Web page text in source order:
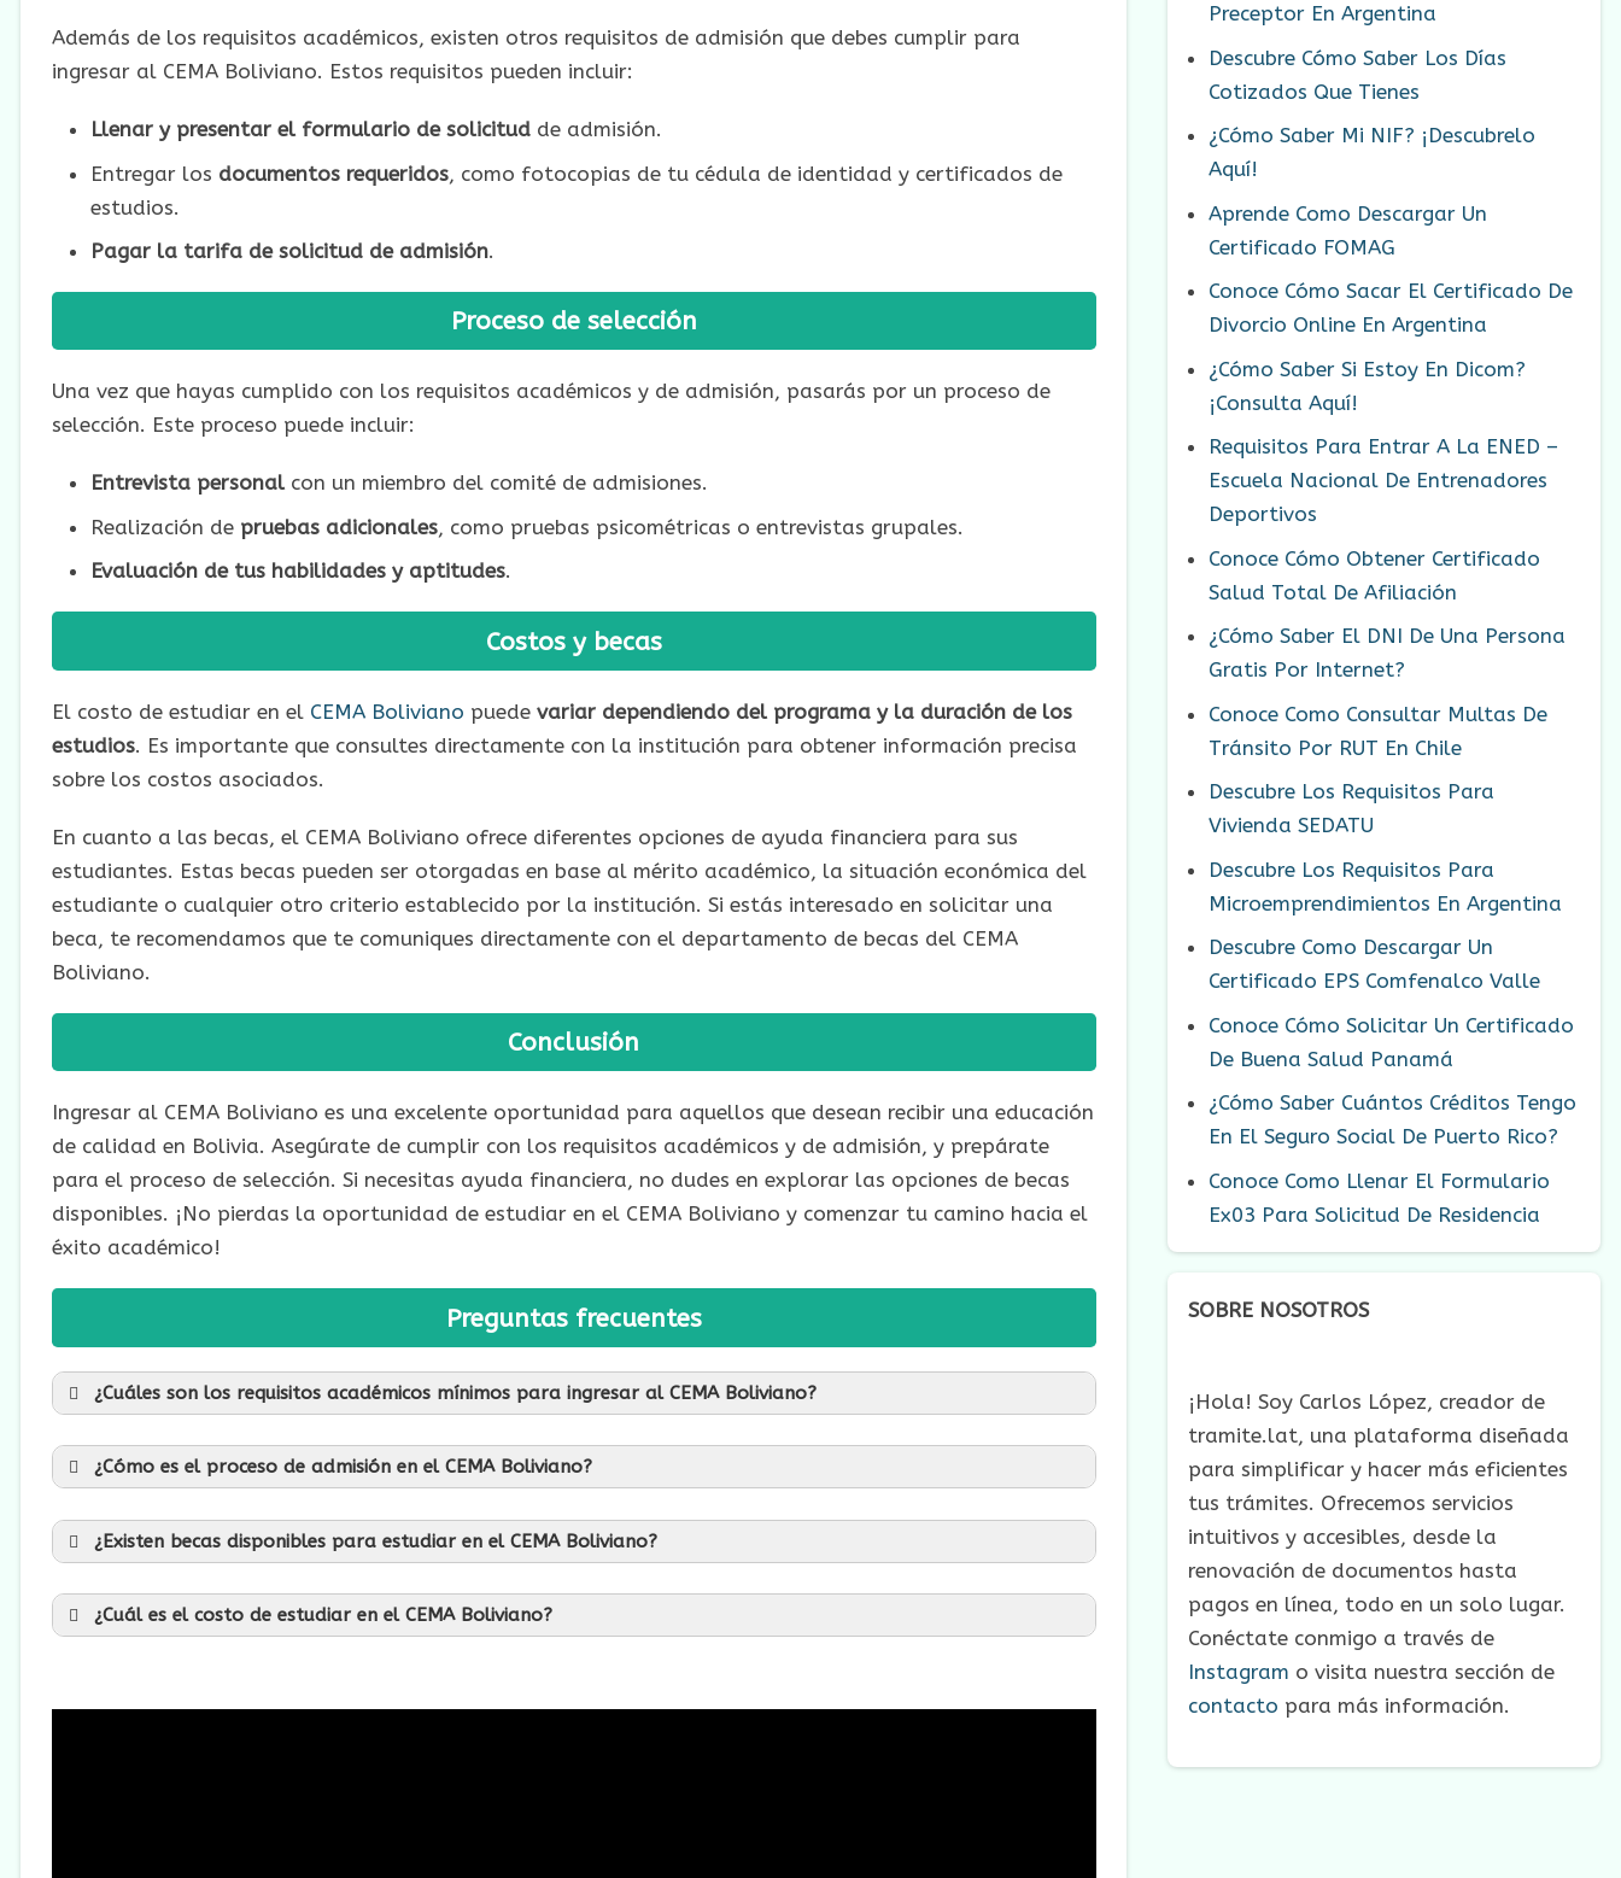
Además de los requisitos académicos, existen otros requisitos de admisión que debes cumplir para
ingresar al CEMA Boliviano. Estos requisitos pueden incluir:
Llenar y presentar el formulario de solicitudde admisión.
Entregar los documentos requeridos, como fotocopias de tu cédula de identidad y certificados de
estudios.
Pagar la tarifa de solicitud de admisión.
Proceso de selección
Una vez que hayas cumplido con los requisitos académicos y de admisión, pasarás por un proceso de
selección. Este proceso puede incluir:
Entrevista personalcon un miembro del comité de admisiones.
Realización de pruebas adicionales, como pruebas psicométricas o entrevistas grupales.
Evaluación de tus habilidades y aptitudes.
Costos y becas
El costo de estudiar en el CEMA Boliviano puedevariar dependiendo del programa y la duración de los
estudios. Es importante que consultes directamente con la institución para obtener información precisa
sobre los costos asociados.
En cuanto a las becas, el CEMA Boliviano ofrece diferentes opciones de ayuda financiera para sus
estudiantes. Estas becas pueden ser otorgadas en base al mérito académico, la situación económica del
estudiante o cualquier otro criterio establecido por la institución. Si estás interesado en solicitar una
beca, te recomendamos que te comuniques directamente con el departamento de becas del CEMA
Boliviano.
Conclusión
Ingresar al CEMA Boliviano es una excelente oportunidad para aquellos que desean recibir una educación
de calidad en Bolivia. Asegúrate de cumplir con los requisitos académicos y de admisión, y prepárate
para el proceso de selección. Si necesitas ayuda financiera, no dudes en explorar las opciones de becas
disponibles. ¡No pierdas la oportunidad de estudiar en el CEMA Boliviano y comenzar tu camino hacia el
éxito académico!
Preguntas frecuentes
¿Cuáles son los requisitos académicos mínimos para ingresar al CEMA Boliviano?
¿Cómo es el proceso de admisión en el CEMA Boliviano?
¿Existen becas disponibles para estudiar en el CEMA Boliviano?
¿Cuál es el costo de estudiar en el CEMA Boliviano?
Preceptor En Argentina
Descubre Cómo Saber Los Días
Cotizados Que Tienes
¿Cómo Saber Mi NIF? ¡Descubrelo
Aquí!
Aprende Como Descargar Un
Certificado FOMAG
Conoce Cómo Sacar El Certificado De
Divorcio Online En Argentina
¿Cómo Saber Si Estoy En Dicom?
¡Consulta Aquí!
Requisitos Para Entrar A La ENED –
Escuela Nacional De Entrenadores
Deportivos
Conoce Cómo Obtener Certificado
Salud Total De Afiliación
¿Cómo Saber El DNI De Una Persona
Gratis Por Internet?
Conoce Como Consultar Multas De
Tránsito Por RUT En Chile
Descubre Los Requisitos Para
Vivienda SEDATU
Descubre Los Requisitos Para
Microemprendimientos En Argentina
Descubre Como Descargar Un
Certificado EPS Comfenalco Valle
Conoce Cómo Solicitar Un Certificado
De Buena Salud Panamá
¿Cómo Saber Cuántos Créditos Tengo
En El Seguro Social De Puerto Rico?
Conoce Como Llenar El Formulario
Ex03 Para Solicitud De Residencia
SOBRE NOSOTROS
¡Hola! Soy Carlos López, creador de
tramite.lat, una plataforma diseñada
para simplificar y hacer más eficientes
tus trámites. Ofrecemos servicios
intuitivos y accesibles, desde la
renovación de documentos hasta
pagos en línea, todo en un solo lugar.
Conéctate conmigo a través de
Instagram o visita nuestra sección de
contacto para más información.